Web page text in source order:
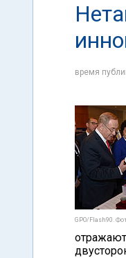
время
GPO/Flash90.